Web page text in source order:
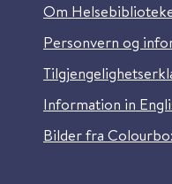
Om
Personvern og
Information in
Bilder fra